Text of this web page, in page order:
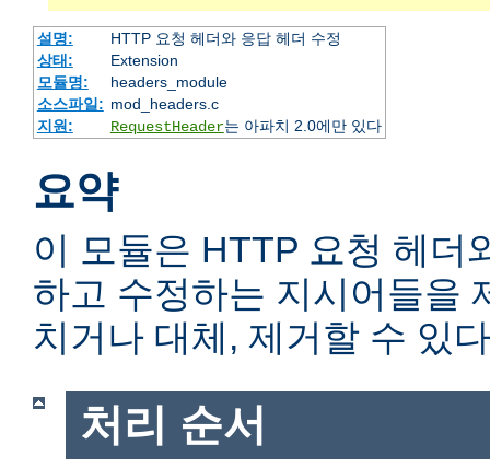
설명:
HTTP 요청 헤더와 응답 헤더 수정
상태:
Extension
모듈명:
headers_module
소스파일: mod_headers.c
지원:
RequestHeader는 아파치 2.0에만 있다
요약
이 모듈은 HTTP 요청 헤더
하고 수정하는 지시어들을
치거나 대체, 제거할 수 있
처리 순서